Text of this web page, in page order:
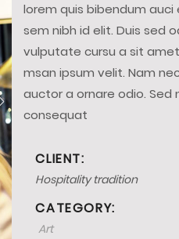
lorem quis bibendum
sem nibh id elit. Duis sed
vulputate cursu a sit
msan ipsum velit. Nam
auctor a ornare odio. Sed
consequat
CLIENT:
Hospitality tradition
CATEGORY:
Art